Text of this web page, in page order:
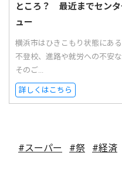
ところ？ 最近までセン
ュー
横浜市はひきこもり状態にあ
不登校、進路や就労への不安
そのご...
詳しくはこちら
#スーパー #祭 #経済